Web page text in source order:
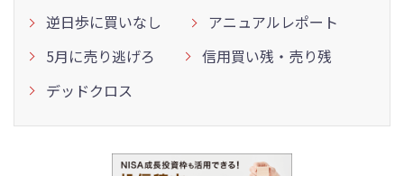
逆日歩に買いなし
アニュアルレポート
5月に売り逃げろ
信用買い残・売り残
デッドクロス